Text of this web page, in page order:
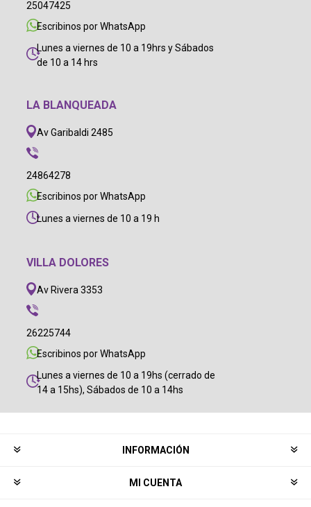
25047425
Escribinos por WhatsApp
Lunes a viernes de 10 a 19hrs y Sábados
de 10 a 14 hrs
LA BLANQUEADA
Av Garibaldi 2485
24864278
Escribinos por WhatsApp
Lunes a viernes de 10 a 19 h
VILLA DOLORES
Av Rivera 3353
26225744
Escribinos por WhatsApp
Lunes a viernes de 10 a 19hs (cerrado de
14 a 15hs), Sábados de 10 a 14hs
INFORMACIÓN
MI CUENTA